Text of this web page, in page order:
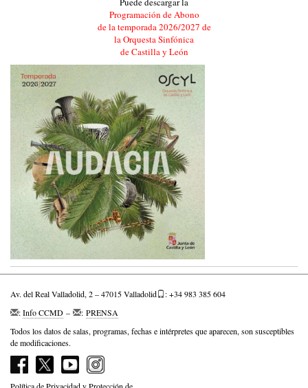
S
Programación de Abono
de la temporada 2026/2027 de
la Orquesta Sinfónica
de Castilla y León
Av. del Real Valladolid, 2 – 47015 Valladolid
: +34 983 385 604
:Info CCMD – : PRENSA
Todos los datos de salas, programas, fechas e intérpretes que aparecen, son susceptibles
de modificaciones.